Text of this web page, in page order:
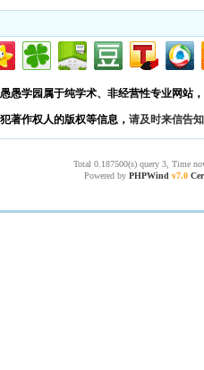
愚愚学园属于纯学术、非经营性专业网站
著作权人的版权等信息， 请及时来信告知
Total 0.187500(s) query 3, Time
Powered by PHPWind v7.0